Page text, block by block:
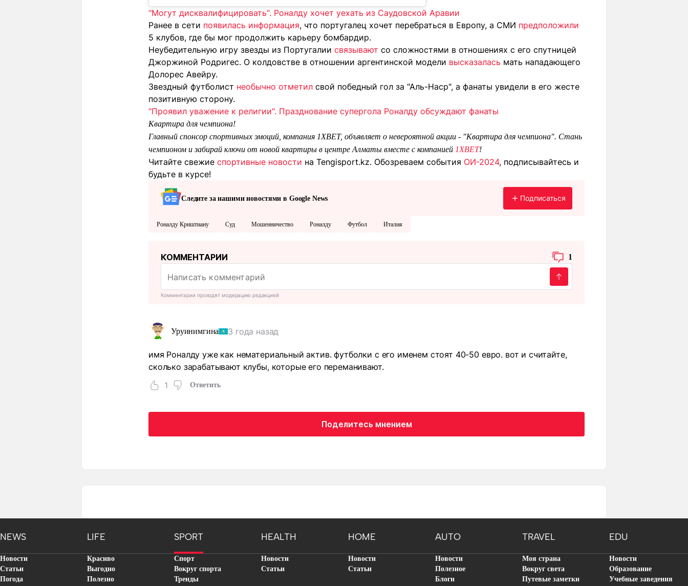
"Могут дисквалифицировать". Роналду хочет уехать из Саудовской Аравии
Ранее в сети появилась информация, что португалец хочет перебраться в Европу, а СМИ предположили
5 клубов, где бы мог продолжить карьеру бомбардир.
Неубедительную игру звезды из Португалии связывают со сложностями в отношениях с его спутницей
Джоржиной Родригес. О колдовстве в отношении аргентинской модели высказалась мать нападающего
Долорес Авейру.
Звездный футболист необычно отметил свой победный гол за "Аль-Наср", а фанаты увидели в его жесте
позитивную сторону.
"Проявил уважение к религии". Празднование супергола Роналду обсуждают фанаты
Квартира для чемпиона!
Главный спонсор спортивных эмоций, компания 1XBET, объявляет о невероятной акции - "Квартира для чемпиона". Стань
чемпионом и забирай ключи от новой квартиры в центре Алматы вместе с компанией 1XBET!
Читайте свежие спортивные новости на Tengisport.kz. Обозреваем события ОИ-2024, подписывайтесь и
будьте в курсе!
Следите за нашими новостями в Google News Подписаться
Роналду Криштиану Суд Мошенничество Роналду Футбол Италия
КОММЕНТАРИИ 1
Комментарии проходят модерацию редакцией
Уруинимгина 3 года назад
имя Роналду уже как нематериальный актив. футболки с его именем стоят 40-50 евро. вот и считайте,
сколько зарабатывают клубы, которые его переманивают.
1
Ответить
Поделитесь мнением
NEWS LIFE SPORT HEALTH HOME AUTO TRAVEL EDU
Новости
Статьи
Погода
Красиво
Выгодно
Полезно
Спорт
Вокруг спорта
Тренды
Новости
Статьи
Новости
Статьи
Новости
Полезное
Блоги
Моя страна
Вокруг света
Путевые заметки
Новости
Образование
Учебные заведения